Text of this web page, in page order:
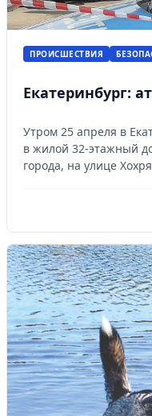
ПРОИСШЕСТВИЯ
Екатеринбург:
Утром 25 апреля в
в жилой 32-этажный
города, на улице